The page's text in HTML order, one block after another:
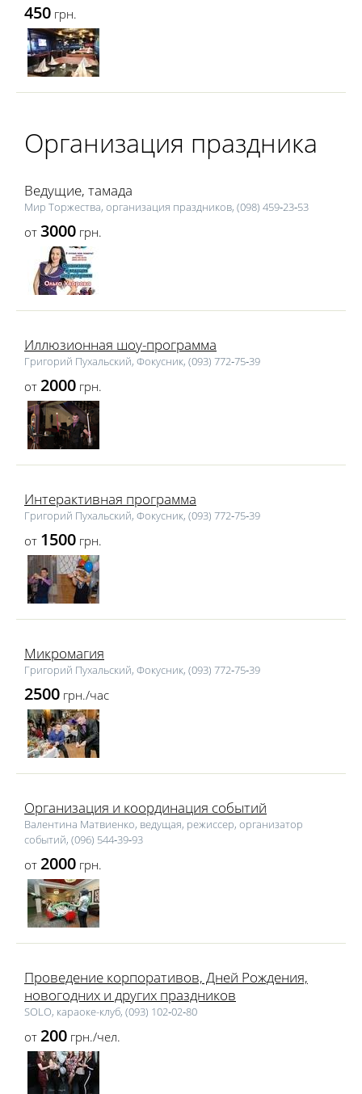
450 грн.
Организация праздника
Ведущие, тамада
Мир Торжества, организация праздников, (098) 459‑23‑53
от 3000 грн.
Иллюзионная шоу-программа
Григорий Пухальский, Фокусник, (093) 772‑75‑39
от 2000 грн.
Интерактивная программа
Григорий Пухальский, Фокусник, (093) 772‑75‑39
от 1500 грн.
Микромагия
Григорий Пухальский, Фокусник, (093) 772‑75‑39
2500 грн./час
Организация и координация событий
Валентина Матвиенко, ведущая, режиссер, организатор
событий, (096) 544‑39‑93
от 2000 грн.
Проведение корпоративов, Дней Рождения,
новогодних и других праздников
SOLO, караоке-клуб, (093) 102‑02‑80
от 200 грн./чел.